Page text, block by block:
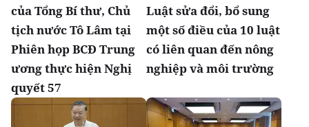
của Tổng Bí thư, Chủ
tịch nước Tô Lâm tại
Phiên họp BCĐ Trung
ương thực hiện Nghị
quyết 57
Luật sửa đổi, bổ sung
một số điều của 10 luật
có liên quan đến nông
nghiệp và môi trường